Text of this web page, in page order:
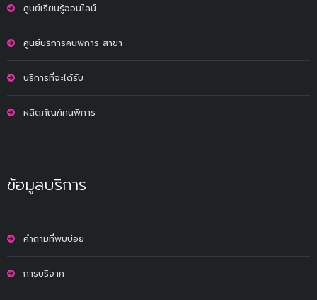
ศูนย์เรียนรู้ออนไลน์
ศูนย์บริการคนพิการ สาขา
บริการที่จะได้รับ
ผลิตภัณฑ์คนพิการ
ข้อมูลบริการ
คำถามที่พบบ่อย
การบริจาค